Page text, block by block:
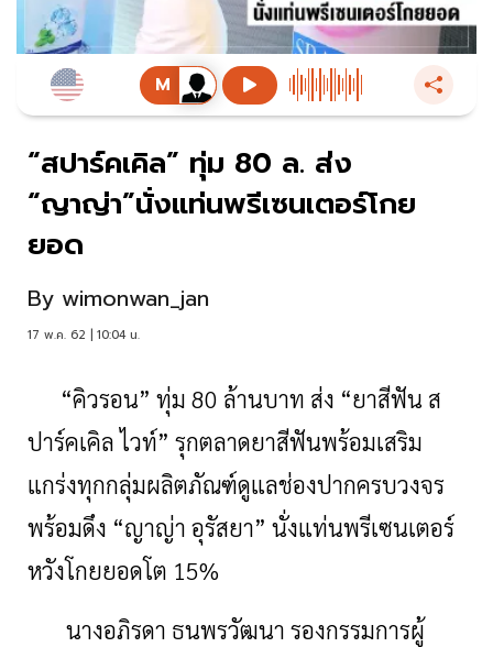
“สปาร์คเคิล” ทุ่ม 80 ล. ส่ง
“ญาญ่า”นั่งแท่นพรีเซนเตอร์โกย
ยอด
By wimonwan_jan
17 พ.ค. 62 | 10:04 น.
“คิวรอน” ทุ่ม 80 ล้านบาท ส่ง “ยาสีฟัน ส
ปาร์คเคิล ไวท์” รุกตลาดยาสีฟันพร้อมเสริม
แกร่งทุกกลุ่มผลิตภัณฑ์ดูแลช่องปากครบวงจร
พร้อมดึง “ญาญ่า อุรัสยา” นั่งแท่นพรีเซนเตอร์
หวังโกยยอดโต 15%
นางอภิรดา ธนพรวัฒนา รองกรรมการผู้